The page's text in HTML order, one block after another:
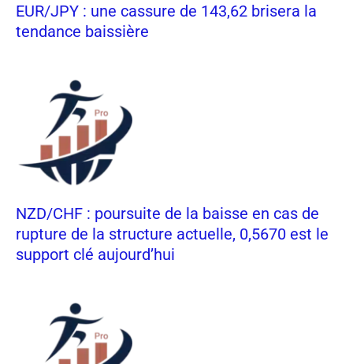
EUR/JPY : une cassure de 143,62 brisera la
tendance baissière
NZD/CHF : poursuite de la baisse en cas de
rupture de la structure actuelle, 0,5670 est le
support clé aujourd’hui